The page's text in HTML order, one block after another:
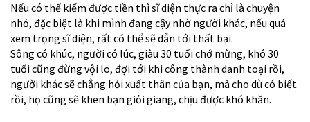
Nếu có thể kiếm được tiền thì sĩ diện thực ra chỉ là chuyện
nhỏ, đặc biệt là khi mình đang cậy nhờ người khác, nếu quá
xem trọng sĩ diện, rất có thể sẽ dẫn tới thất bại.
Sông có khúc, người có lúc, giàu 30 tuổi chớ mừng, khó 30
tuổi cũng đừng vội lo, đợi tới khi công thành danh toại rồi,
người khác sẽ chẳng hỏi xuất thân của bạn, mà cho dù có biết
rồi, họ cũng sẽ khen bạn giỏi giang, chịu được khó khăn.